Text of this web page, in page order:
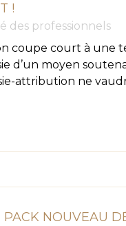
!
des professionnels
coupe court à une
d’un moyen
attribution ne
NOUVEAU